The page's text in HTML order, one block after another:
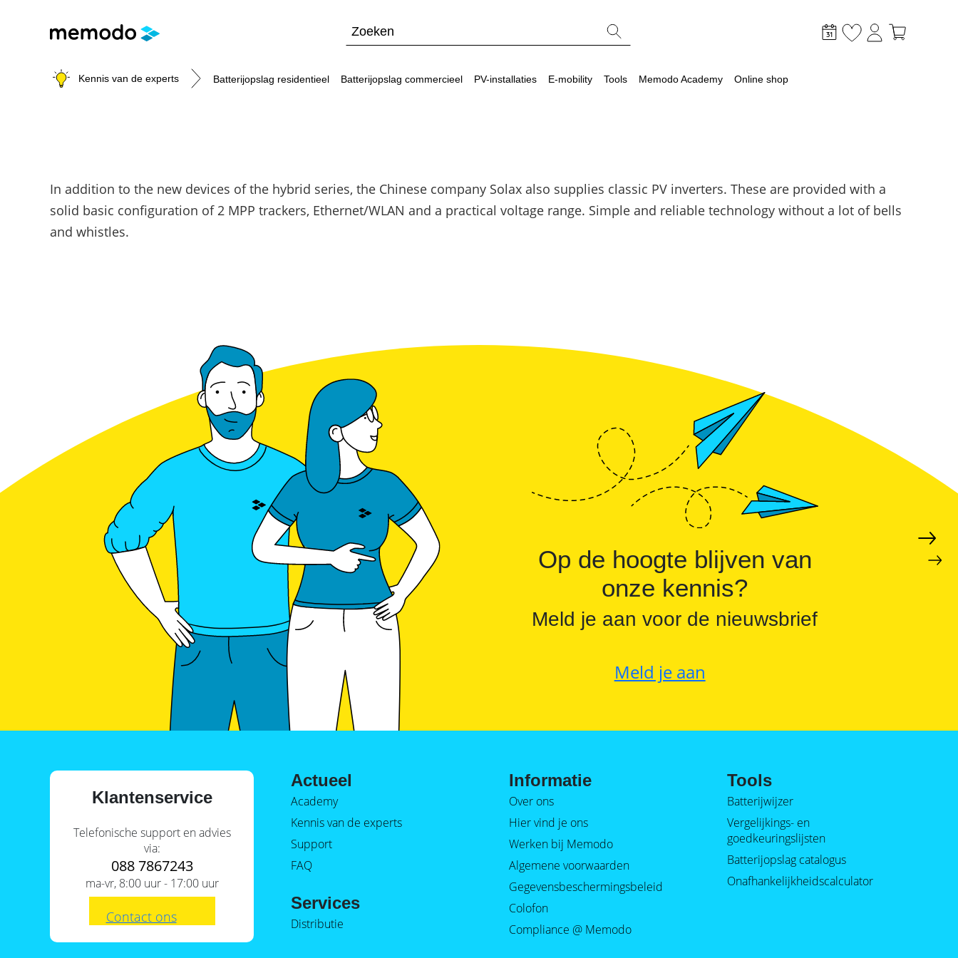
Kennis van de experts Batterijopslag residentieel
Onderwerpen
Omvormers & Optimizers
Batterijopslag commercieel
Is een commerciële batterij de moeite waard? Blogs
Meer power – Sungrow CX commerciële omvormer
PV-installaties
Onderwerpen
Veiligheid
E-mobility
Onderwerpen
Subsidies
Tools Memodo Academy Online shop
In addition to the new devices of the hybrid series, the Chinese company Solax also supplies classic PV inverters. These are provided with a
solid basic configuration of 2 MPP trackers, Ethernet/WLAN and a practical voltage range. Simple and reliable technology without a lot of bells
and whistles.
Op de hoogte blijven van
onze kennis?
Meld je aan voor de nieuwsbrief
Meld je aan
Klantenservice
Telefonische support en advies
via:
088 7867243
ma-vr, 8:00 uur - 17:00 uur
Contact ons
Actueel
Academy
Kennis van de experts
Support
FAQ
Services
Distributie
Informatie
Over ons
Hier vind je ons
Werken bij Memodo
Algemene voorwaarden
Gegevensbeschermingsbeleid
Colofon
Compliance @ Memodo
Tools
Batterijwijzer
Vergelijkings- en
goedkeuringslijsten
Batterijopslag catalogus
Onafhankelijkheidscalculator